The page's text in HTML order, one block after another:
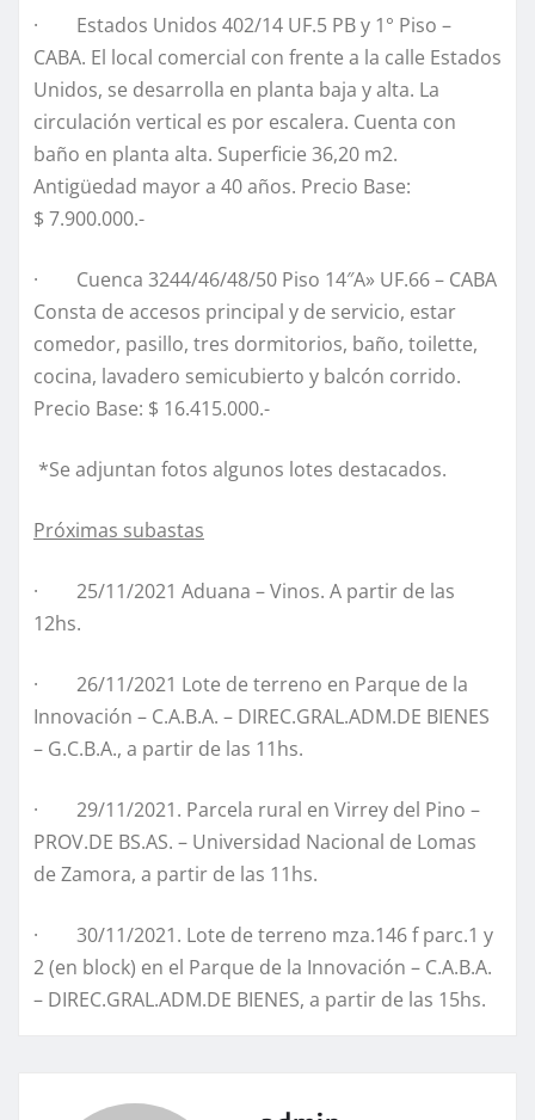
· Estados Unidos 402/14 UF.5 PB y 1° Piso –
CABA. El local comercial con frente a la calle Estados
Unidos, se desarrolla en planta baja y alta. La
circulación vertical es por escalera. Cuenta con
baño en planta alta. Superficie 36,20 m2.
Antigüedad mayor a 40 años. Precio Base:
$ 7.900.000.-
· Cuenca 3244/46/48/50 Piso 14″A» UF.66 – CABA
Consta de accesos principal y de servicio, estar
comedor, pasillo, tres dormitorios, baño, toilette,
cocina, lavadero semicubierto y balcón corrido.
Precio Base: $ 16.415.000.-
*Se adjuntan fotos algunos lotes destacados.
Próximas subastas
· 25/11/2021 Aduana – Vinos. A partir de las
12hs.
· 26/11/2021 Lote de terreno en Parque de la
Innovación – C.A.B.A. – DIREC.GRAL.ADM.DE BIENES
– G.C.B.A., a partir de las 11hs.
· 29/11/2021. Parcela rural en Virrey del Pino –
PROV.DE BS.AS. – Universidad Nacional de Lomas
de Zamora, a partir de las 11hs.
· 30/11/2021. Lote de terreno mza.146 f parc.1 y
2 (en block) en el Parque de la Innovación – C.A.B.A.
– DIREC.GRAL.ADM.DE BIENES, a partir de las 15hs.